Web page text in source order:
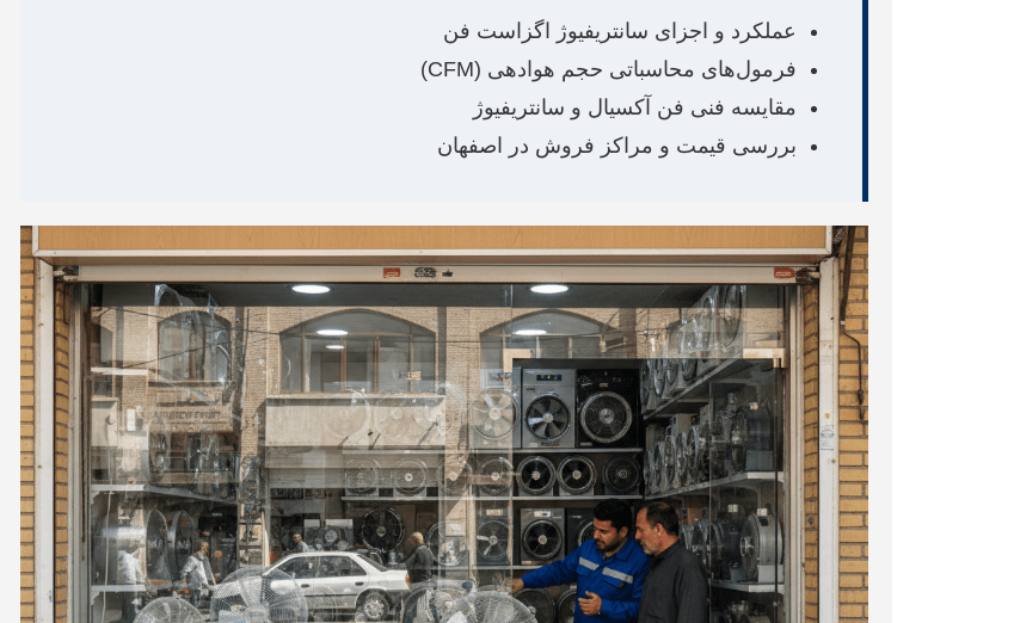
عملکرد و اجزای سانتریفیوژ اگزاست فن
فرمول‌های محاسباتی حجم هوادهی (CFM)
مقایسه فنی فن آکسیال و سانتریفیوژ
بررسی قیمت و مراکز فروش در اصفهان